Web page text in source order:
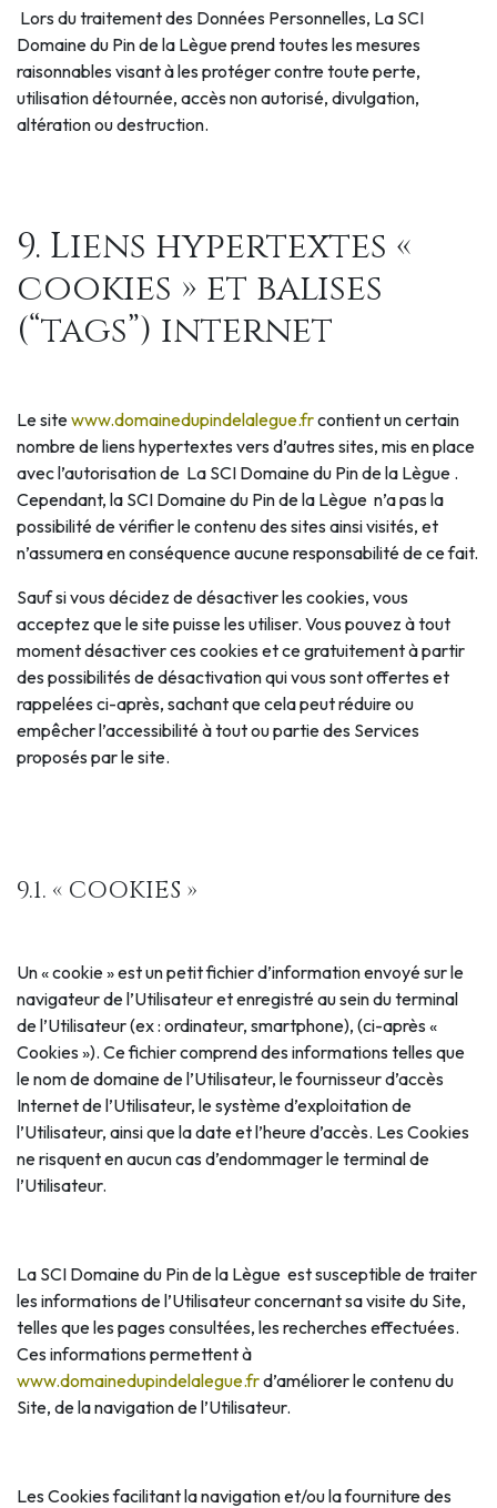
Lors du traitement des Données Personnelles, La SCI
Domaine du Pin de la Lègue prend toutes les mesures
raisonnables visant à les protéger contre toute perte,
utilisation détournée, accès non autorisé, divulgation,
altération ou destruction.
9. Liens hypertextes «
cookies » et balises
(“tags”) internet
Le sitewww.domainedupindelalegue.frcontient un certain
nombre de liens hypertextes vers d’autres sites, mis en place
avec l’autorisation de La SCI Domaine du Pin de la Lègue .
Cependant, la SCI Domaine du Pin de la Lègue n’a pas la
possibilité de vérifier le contenu des sites ainsi visités, et
n’assumera en conséquence aucune responsabilité de ce fait.
Sauf si vous décidez de désactiver les cookies, vous
acceptez que le site puisse les utiliser. Vous pouvez à tout
moment désactiver ces cookies et ce gratuitement à partir
des possibilités de désactivation qui vous sont offertes et
rappelées ci-après, sachant que cela peut réduire ou
empêcher l’accessibilité à tout ou partie des Services
proposés par le site.
9.1. « COOKIES »
Un « cookie » est un petit fichier d’information envoyé sur le
navigateur de l’Utilisateur et enregistré au sein du terminal
de l’Utilisateur (ex : ordinateur, smartphone), (ci-après «
Cookies »). Ce fichier comprend des informations telles que
le nom de domaine de l’Utilisateur, le fournisseur d’accès
Internet de l’Utilisateur, le système d’exploitation de
l’Utilisateur, ainsi que la date et l’heure d’accès. Les Cookies
ne risquent en aucun cas d’endommager le terminal de
l’Utilisateur.
La SCI Domaine du Pin de la Lègue est susceptible de traiter
les informations de l’Utilisateur concernant sa visite du Site,
telles que les pages consultées, les recherches effectuées.
Ces informations permettent à
www.domainedupindelalegue.frd’améliorer le contenu du
Site, de la navigation de l’Utilisateur.
Les Cookies facilitant la navigation et/ou la fourniture des